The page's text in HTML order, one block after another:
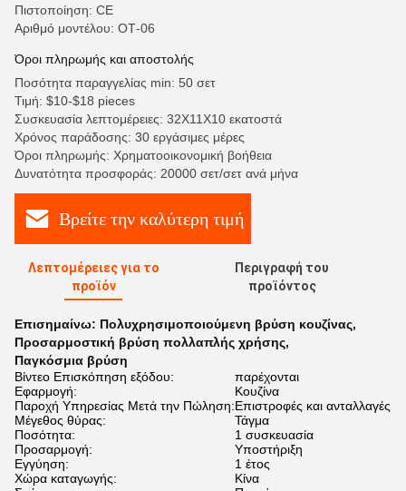
Πιστοποίηση: CE
Αριθμό μοντέλου: ΟΤ-06
Όροι πληρωμής και αποστολής
Ποσότητα παραγγελίας min: 50 σετ
Τιμή: $10-$18 pieces
Συσκευασία λεπτομέρειες: 32X11X10 εκατοστά
Χρόνος παράδοσης: 30 εργάσιμες μέρες
Όροι πληρωμής: Χρηματοοικονομική βοήθεια
Δυνατότητα προσφοράς: 20000 σετ/σετ ανά μήνα
Βρείτε την καλύτερη τιμή
Λεπτομέρειες για το
προϊόν
Περιγραφή του
προϊόντος
Επισημαίνω: Πολυχρησιμοποιούμενη βρύση κουζίνας,
Προσαρμοστική βρύση πολλαπλής χρήσης,
Παγκόσμια βρύση
Βίντεο Επισκόπηση εξόδου:
παρέχονται
Εφαρμογή:
Κουζίνα
Παροχή Υπηρεσίας Μετά την Πώληση:Επιστροφές και ανταλλαγές
Μέγεθος θύρας:
Τάγμα
Ποσότητα:
1 συσκευασία
Προσαρμογή:
Υποστήριξη
Εγγύηση:
1 έτος
Χώρα καταγωγής:
Κίνα